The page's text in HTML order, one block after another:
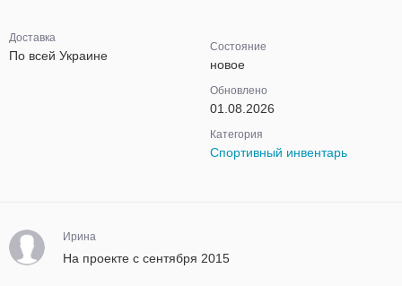
Доставка
По всей Украине
Состояние
новое
Обновлено
01.08.2026
Категория
Спортивный инвентарь
Ирина
На проекте с сентября 2015